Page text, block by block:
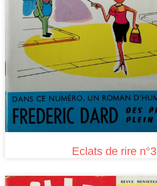
Eclats de rire n°3